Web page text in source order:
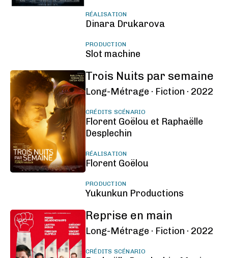
RÉALISATION
Dinara Drukarova
PRODUCTION
Slot machine
Trois Nuits par semaine
Long-Métrage · Fiction · 2022
CRÉDITS SCÉNARIO
Florent Goëlou et Raphaëlle
Desplechin
RÉALISATION
Florent Goëlou
PRODUCTION
Yukunkun Productions
Reprise en main
Long-Métrage · Fiction · 2022
CRÉDITS SCÉNARIO